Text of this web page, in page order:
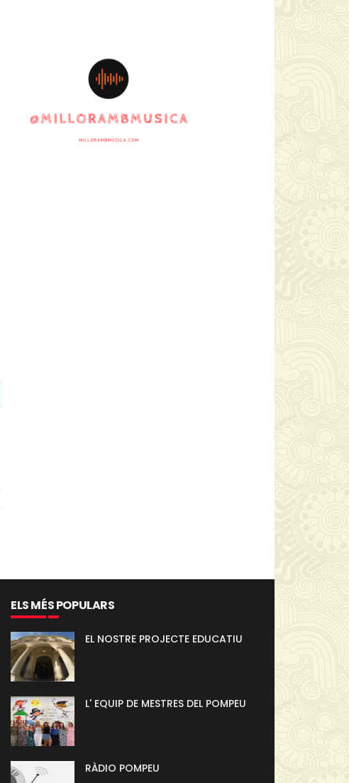
ELS MÉS POPULARS
EL NOSTRE PROJECTE EDUCATIU
L' EQUIP DE MESTRES DEL POMPEU
RÀDIO POMPEU